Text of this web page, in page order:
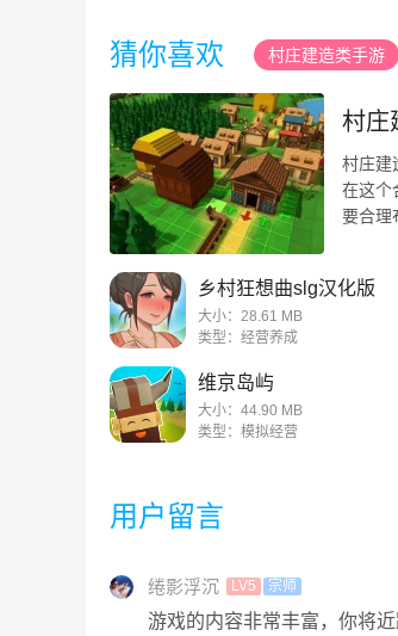
猜你喜欢 村庄建造类手游
村庄
村庄建
在这个
要合理
乡村狂想曲slg汉化版
大小：28.61 MB
类型：经营养成
维京岛屿
大小：44.90 MB
类型：模拟经营
用户留言
绻影浮沉 LV5 宗师
游戏的内容非常丰富，你将